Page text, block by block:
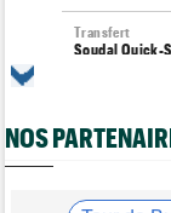
Transfert
Soudal Quick-
Célia Géry, 5e
jusqu'en 2031
NOS